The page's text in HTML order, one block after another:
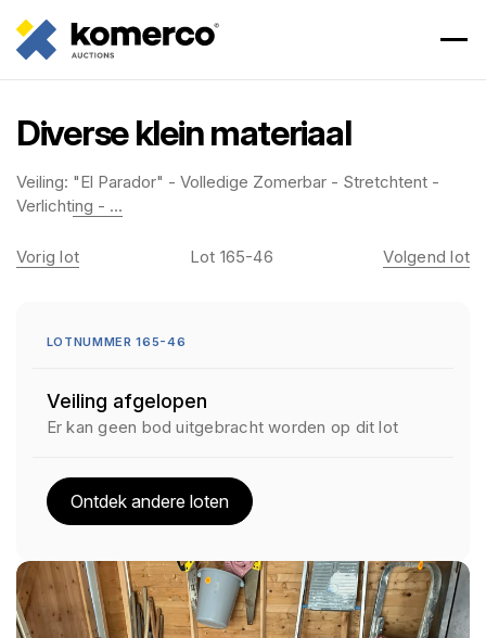
Diverse klein materiaal
Veiling: "El Parador" - Volledige Zomerbar - Stretchtent -
Verlichting - ...
Vorig lot Lot 165-46 Volgend lot
LOTNUMMER 165-46
Veiling afgelopen
Er kan geen bod uitgebracht worden op dit lot
Ontdek andere loten